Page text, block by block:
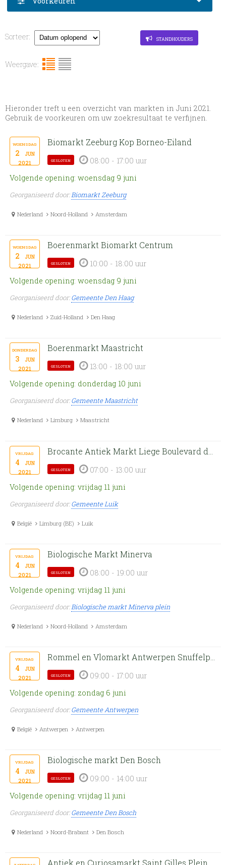
standhouders
Sorteer:
Weergave:
Hieronder treft u een overzicht van markten in Juni 2021.
Gebruik de voorkeuren om uw zoekresultaat te verfijnen.
woensdag
2 jun
2021
Biomarkt Zeeburg Kop Borneo-Eiland
gesloten
08:00 - 17:00 uur
Volgende opening: woensdag 9 juni
Georganiseerd door:Biomarkt Zeeburg
Nederland Noord-Holland Amsterdam
woensdag
2 jun
2021
Boerenmarkt Biomarkt Centrum
gesloten
10:00 - 18:00 uur
Volgende opening: woensdag 9 juni
Georganiseerd door:Gemeente Den Haag
Nederland Zuid-Holland Den Haag
donderdag
3 jun
2021
Boerenmarkt Maastricht
gesloten
13:00 - 18:00 uur
Volgende opening: donderdag 10 juni
Georganiseerd door:Gemeente Maastricht
Nederland Limburg Maastricht
vrijdag
4 jun
2021 gesloten
07:00 - 13:00 uur
Volgende opening: vrijdag 11 juni
Georganiseerd door:Gemeente Luik
België Limburg (BE) Luik
vrijdag
4 jun
2021
Biologische Markt Minerva
gesloten
08:00 - 19:00 uur
Volgende opening: vrijdag 11 juni
Georganiseerd door:Biologische markt Minerva plein
Nederland Noord-Holland Amsterdam
vrijdag
4 jun
2021 gesloten
09:00 - 17:00 uur
Volgende opening: zondag 6 juni
Georganiseerd door:Gemeente Antwerpen
België Antwerpen Antwerpen
vrijdag
4 jun
2021
Biologische markt Den Bosch
gesloten
09:00 - 14:00 uur
Volgende opening: vrijdag 11 juni
Georganiseerd door:Gemeente Den Bosch
Nederland Noord-Brabant Den Bosch
Antiek en Curiosamarkt Saint Gilles Plein